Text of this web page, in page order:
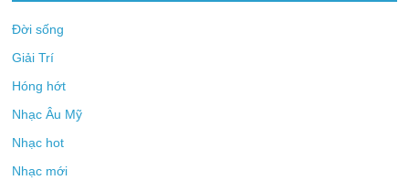
Đời sống
Giải Trí
Hóng hớt
Nhạc Âu Mỹ
Nhạc hot
Nhạc mới